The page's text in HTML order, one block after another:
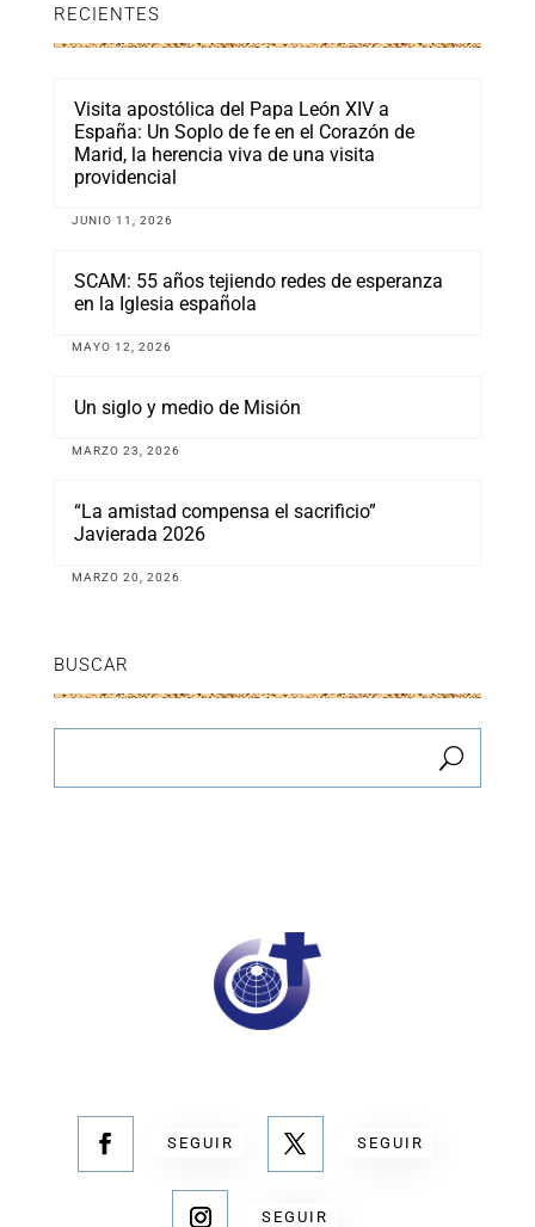
RECIENTES
Visita apostólica del Papa León XIV a
España: Un Soplo de fe en el Corazón de
Marid, la herencia viva de una visita
providencial
JUNIO 11, 2026
SCAM: 55 años tejiendo redes de esperanza
en la Iglesia española
MAYO 12, 2026
Un siglo y medio de Misión
MARZO 23, 2026
“La amistad compensa el sacrificio”
Javierada 2026
MARZO 20, 2026
BUSCAR
SEGUIR SEGUIR
SEGUIR